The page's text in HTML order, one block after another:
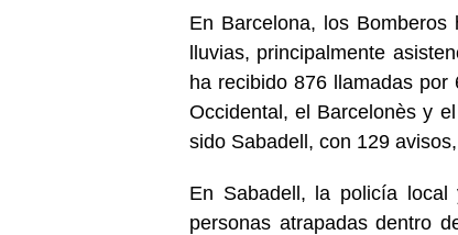
En Barcelona, los
lluvias, principalmente
ha recibido 876 llamadas
Occidental, el Barcelonès y
sido Sabadell, con 129
En Sabadell, la policía
personas atrapadas dentro